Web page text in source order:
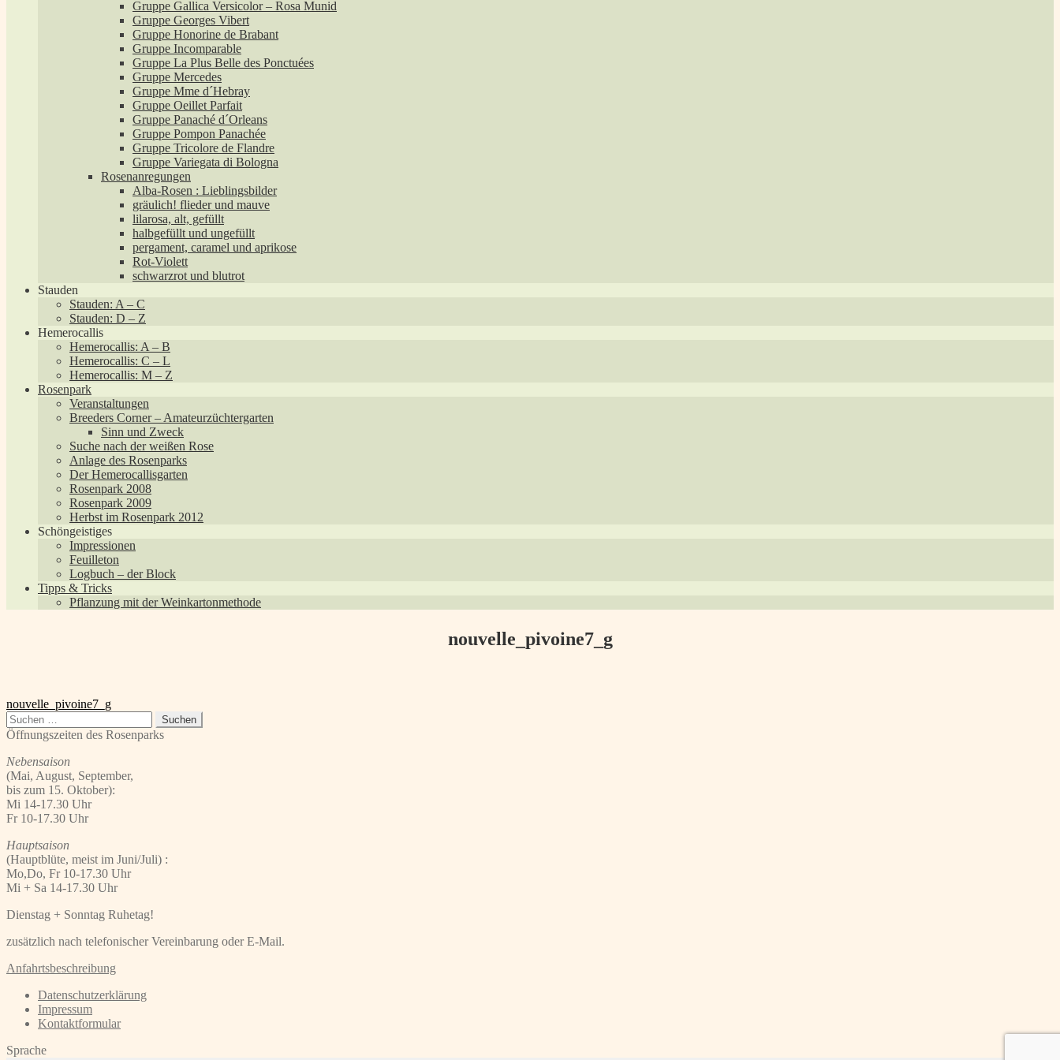
Gruppe Gallica Versicolor – Rosa Munid
Gruppe Georges Vibert
Gruppe Honorine de Brabant
Gruppe Incomparable
Gruppe La Plus Belle des Ponctuées
Gruppe Mercedes
Gruppe Mme d´Hebray
Gruppe Oeillet Parfait
Gruppe Panaché d´Orleans
Gruppe Pompon Panachée
Gruppe Tricolore de Flandre
Gruppe Variegata di Bologna
Rosenanregungen
Alba-Rosen : Lieblingsbilder
gräulich! flieder und mauve
lilarosa, alt, gefüllt
halbgefüllt und ungefüllt
pergament, caramel und aprikose
Rot-Violett
schwarzrot und blutrot
Stauden
Stauden: A – C
Stauden: D – Z
Hemerocallis
Hemerocallis: A – B
Hemerocallis: C – L
Hemerocallis: M – Z
Rosenpark
Veranstaltungen
Breeders Corner – Amateurzüchtergarten
Sinn und Zweck
Suche nach der weißen Rose
Anlage des Rosenparks
Der Hemerocallisgarten
Rosenpark 2008
Rosenpark 2009
Herbst im Rosenpark 2012
Schöngeistiges
Impressionen
Feuilleton
Logbuch – der Block
Tipps & Tricks
Pflanzung mit der Weinkartonmethode
nouvelle_pivoine7_g
Beitragsnavigation
Vorheriger
Beitrag:
nouvelle_pivoine7_g
Suchen
nach:
Öffnungszeiten des Rosenparks
Nebensaison
(Mai, August, September,
bis zum 15. Oktober):
Mi 14-17.30 Uhr
Fr 10-17.30 Uhr
Hauptsaison
(Hauptblüte, meist im Juni/Juli) :
Mo,Do, Fr 10-17.30 Uhr
Mi + Sa 14-17.30 Uhr
Dienstag + Sonntag Ruhetag!
zusätzlich nach telefonischer Vereinbarung oder E-Mail.
Anfahrtsbeschreibung
Datenschutzerklärung
Impressum
Kontaktformular
Sprache